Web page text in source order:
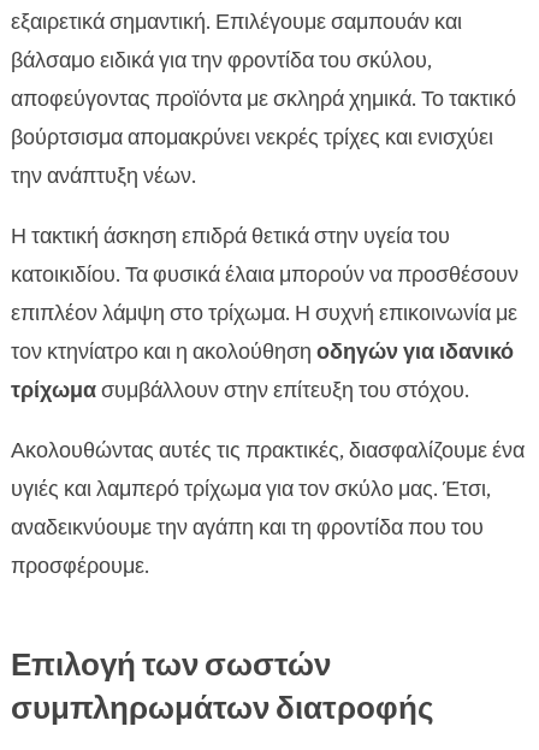
εξαιρετικά σημαντική. Επιλέγουμε σαμπουάν και
βάλσαμο ειδικά για την φροντίδα του σκύλου,
αποφεύγοντας προϊόντα με σκληρά χημικά. Το τακτικό
βούρτσισμα απομακρύνει νεκρές τρίχες και ενισχύει
την ανάπτυξη νέων.
Η τακτική άσκηση επιδρά θετικά στην υγεία του
κατοικιδίου. Τα φυσικά έλαια μπορούν να προσθέσουν
επιπλέον λάμψη στο τρίχωμα. Η συχνή επικοινωνία με
τον κτηνίατρο και η ακολούθηση οδηγών για ιδανικό
τρίχωμασυμβάλλουν στην επίτευξη του στόχου.
Ακολουθώντας αυτές τις πρακτικές, διασφαλίζουμε ένα
υγιές και λαμπερό τρίχωμα για τον σκύλο μας. Έτσι,
αναδεικνύουμε την αγάπη και τη φροντίδα που του
προσφέρουμε.
Επιλογή των σωστών
συμπληρωμάτων διατροφής